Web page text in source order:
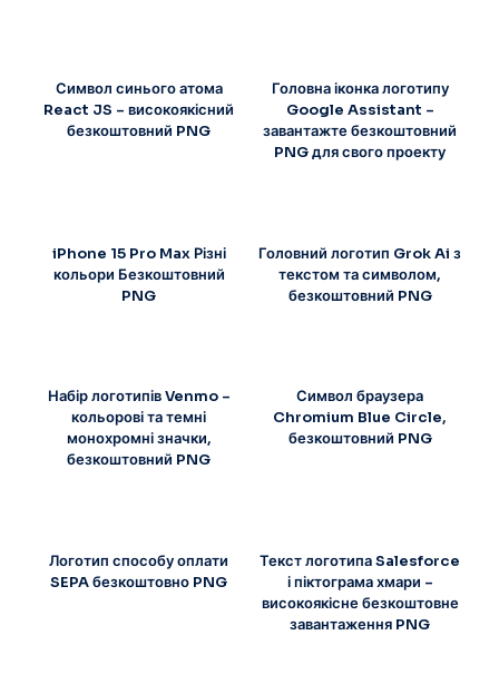
Символ синього атома
React JS – високоякісний
безкоштовний PNG
Головна іконка логотипу
Google Assistant –
завантажте безкоштовний
PNG для свого проекту
iPhone 15 Pro Max Різні
кольори Безкоштовний
PNG
Головний логотип Grok Ai з
текстом та символом,
безкоштовний PNG
Набір логотипів Venmo –
кольорові та темні
монохромні значки,
безкоштовний PNG
Символ браузера
Chromium Blue Circle,
безкоштовний PNG
Логотип способу оплати
SEPA безкоштовно PNG
Текст логотипа Salesforce
і піктограма хмари –
високоякісне безкоштовне
завантаження PNG